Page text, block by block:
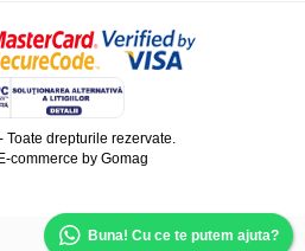
Toate drepturile rezervate.
commerce by Gomag
Buna! Cu ce te putem ajuta?